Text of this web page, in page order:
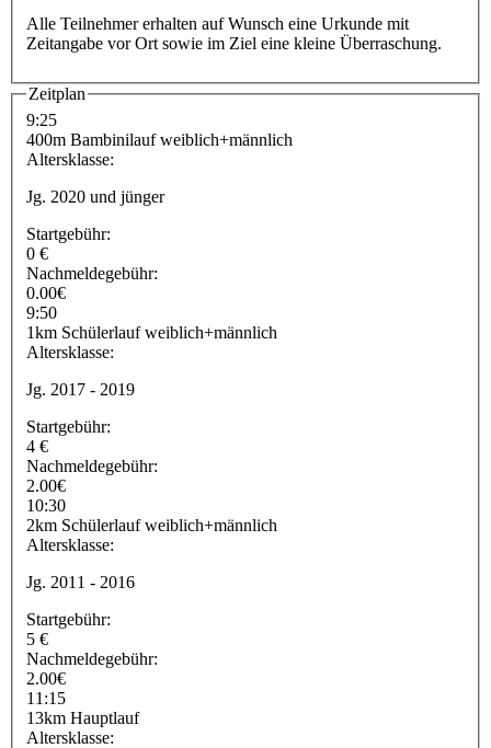
Alle Teilnehmer erhalten auf Wunsch eine Urkunde mit
Zeitangabe vor Ort sowie im Ziel eine kleine Überraschung.
Zeitplan
9:25
400m Bambinilauf weiblich+männlich
Altersklasse:
Jg. 2020 und jünger
Startgebühr:
0 €
Nachmeldegebühr:
0.00€
9:50
1km Schülerlauf weiblich+männlich
Altersklasse:
Jg. 2017 - 2019
Startgebühr:
4 €
Nachmeldegebühr:
2.00€
10:30
2km Schülerlauf weiblich+männlich
Altersklasse:
Jg. 2011 - 2016
Startgebühr:
5 €
Nachmeldegebühr:
2.00€
11:15
13km Hauptlauf
Altersklasse: